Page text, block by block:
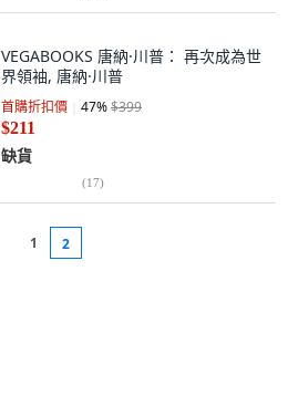
VEGABOOKS 唐納·川普： 再次成為世
界領袖, 唐納·川普
首購折扣價 47%$399
$211
缺貨
(17)
1 2